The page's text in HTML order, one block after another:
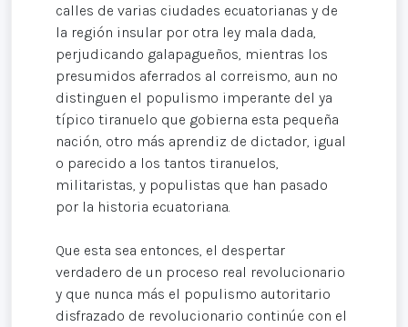
calles de varias ciudades ecuatorianas y de
la región insular por otra ley mala dada,
perjudicando galapagueños, mientras los
presumidos aferrados al correismo, aun no
distinguen el populismo imperante del ya
típico tiranuelo que gobierna esta pequeña
nación, otro más aprendiz de dictador, igual
o parecido a los tantos tiranuelos,
militaristas, y populistas que han pasado
por la historia ecuatoriana.
Que esta sea entonces, el despertar
verdadero de un proceso real revolucionario
y que nunca más el populismo autoritario
disfrazado de revolucionario continúe con el